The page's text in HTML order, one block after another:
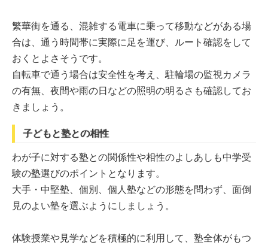
繁華街を通る、混雑する電車に乗って移動などがある場
合は、通う時間帯に実際に足を運び、ルート確認をして
おくとよさそうです。
自転車で通う場合は安全性を考え、駐輪場の監視カメラ
の有無、夜間や雨の日などの照明の明るさも確認してお
きましょう。
子どもと塾との相性
わが子に対する塾との関係性や相性のよしあしも中学受
験の塾選びのポイントとなります。
大手・中堅塾、個別、個人塾などの形態を問わず、面倒
見のよい塾を選ぶようにしましょう。
体験授業や見学などを積極的に利用して、塾全体がもつ